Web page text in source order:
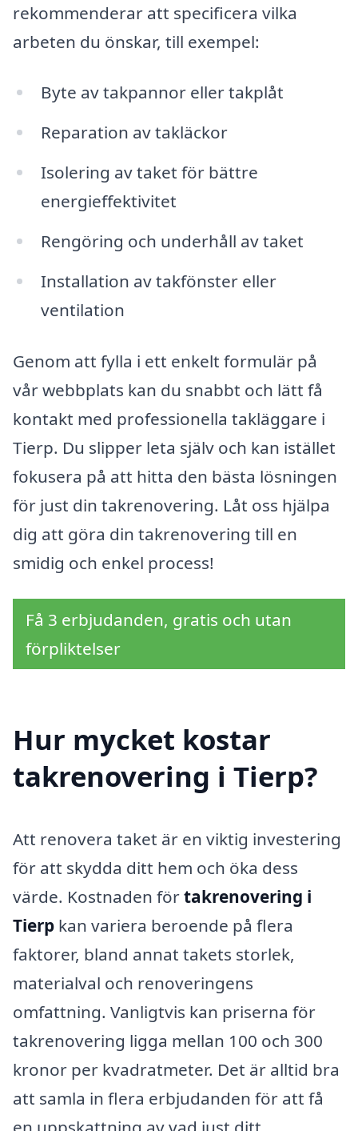
rekommenderar att specificera vilka
arbeten du önskar, till exempel:
Byte av takpannor eller takplåt
Reparation av takläckor
Isolering av taket för bättre
energieffektivitet
Rengöring och underhåll av taket
Installation av takfönster eller
ventilation
Genom att fylla i ett enkelt formulär på
vår webbplats kan du snabbt och lätt få
kontakt med professionella takläggare i
Tierp. Du slipper leta själv och kan istället
fokusera på att hitta den bästa lösningen
för just din takrenovering. Låt oss hjälpa
dig att göra din takrenovering till en
smidig och enkel process!
Få 3 erbjudanden, gratis och utan
förpliktelser
Hur mycket kostar
takrenovering i Tierp?
Att renovera taket är en viktig investering
för att skydda ditt hem och öka dess
värde. Kostnaden förtakrenovering i
Tierp kan variera beroende på flera
faktorer, bland annat takets storlek,
materialval och renoveringens
omfattning. Vanligtvis kan priserna för
takrenovering ligga mellan 100 och 300
kronor per kvadratmeter. Det är alltid bra
att samla in flera erbjudanden för att få